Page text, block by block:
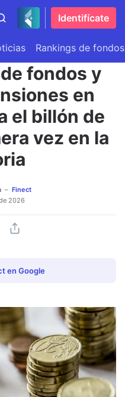
Identifícate
Rankings de fondos
fondos y
en
el billón de
vez en la
Finect
2026
en Google